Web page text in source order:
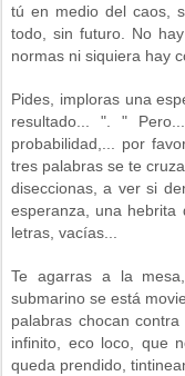
tú en medio del caos,
todo, sin futuro. No
normas ni siquiera hay
Pides, imploras una
resultado... ". "
probabilidad,... por
tres palabras se te
diseccionas, a ver si
esperanza, una hebrita
letras, vacías...
Te agarras a la
submarino se está
palabras chocan
infinito, eco loco, que
queda prendido,